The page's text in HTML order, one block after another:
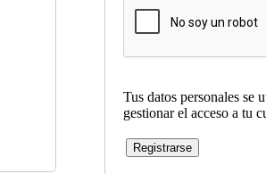
Tus datos personales se
gestionar el acceso a tu
Registrarse